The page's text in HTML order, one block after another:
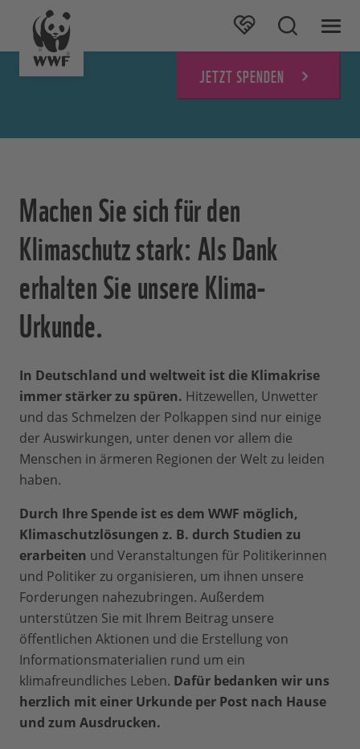
JETZT SPENDEN
Machen Sie sich für den
Klimaschutz stark: Als Dank
erhalten Sie unsere Klima-
Urkunde.
In Deutschland und weltweit ist die Klimakrise
immer stärker zu spüren. Hitzewellen, Unwetter
und das Schmelzen der Polkappen sind nur einige
der Auswirkungen, unter denen vor allem die
Menschen in ärmeren Regionen der Welt zu leiden
haben.
Durch Ihre Spende ist es dem WWF möglich,
Klimaschutzlösungen z. B. durch Studien zu
erarbeiten und Veranstaltungen für Politikerinnen
und Politiker zu organisieren, um ihnen unsere
Forderungen nahezubringen. Außerdem
unterstützen Sie mit Ihrem Beitrag unsere
öffentlichen Aktionen und die Erstellung von
Informationsmaterialien rund um ein
klimafreundliches Leben. Dafür bedanken wir uns
herzlich mit einer Urkunde per Post nach Hause
und zum Ausdrucken.